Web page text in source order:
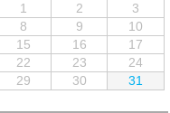
1
2
3
8 9
10
15 16
17
22 23
24
29 30 31